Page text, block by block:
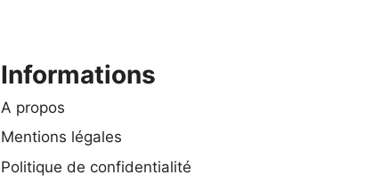
Informations
A propos
Mentions légales
Politique de confidentialité